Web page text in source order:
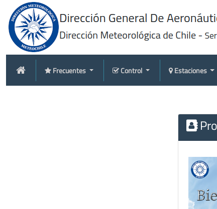
Frecuentes Control Estaciones